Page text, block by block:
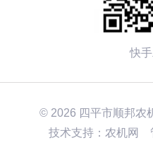
快
© 2026 四平市顺邦农
技术支持： 农机网